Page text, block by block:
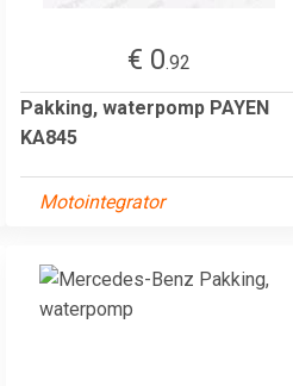
€ 0.92
Pakking, waterpomp PAYEN
KA845
Motointegrator